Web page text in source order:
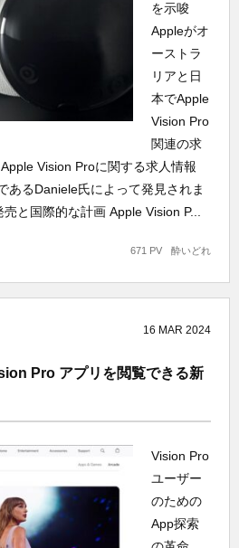
を示唆
Appleがオ
ーストラ
リアと日
本でApple
Vision Pro
関連の求
Vision Proに関する求人情報
あるDaniele氏によって発見されま
と国際的な計画 Apple Vision P...
酔いどれ
671 PV
16 MAR 2024
Pro アプリを閲覧できる新
Vision Pro
ユーザー
のための
App探索